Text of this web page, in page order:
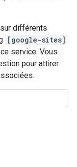
différents
[google-sites]
service. Vous
pour attirer